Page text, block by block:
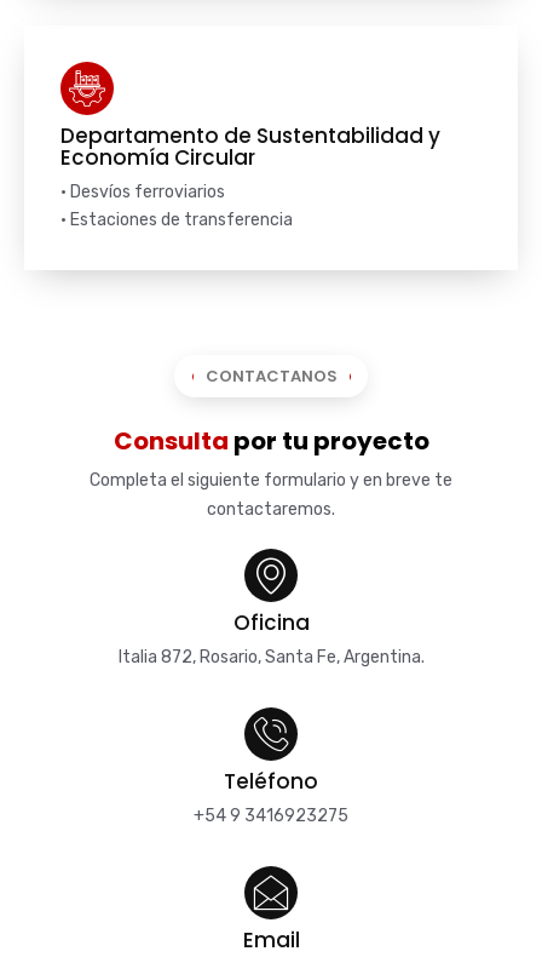
Departamento de Sustentabilidad y
Economía Circular
• Desvíos ferroviarios
• Estaciones de transferencia
CONTACTANOS
Consulta por tu proyecto
Completa el siguiente formulario y en breve te
contactaremos.
Oficina
Italia 872, Rosario, Santa Fe, Argentina.
Teléfono
+54 9 3416923275
Email